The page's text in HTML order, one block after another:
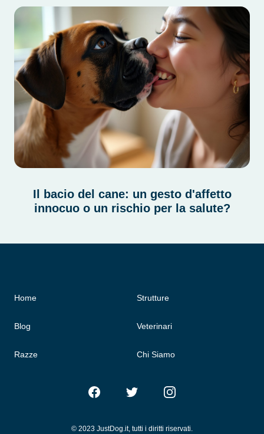
Il bacio del cane: un gesto d'affetto
innocuo o un rischio per la salute?
Home
Blog
Razze
Strutture
Veterinari
Chi Siamo
FacebookTwitter Instagram
© 2023 JustDog.it, tutti i diritti riservati.